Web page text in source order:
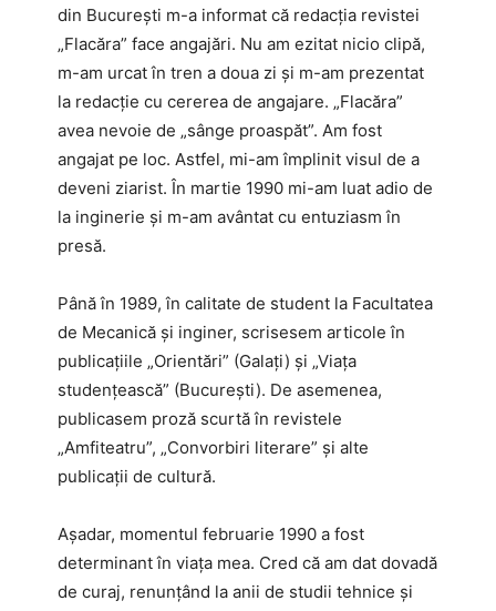
din București m-a informat că redacția revistei
„Flacăra” face angajări. Nu am ezitat nicio clipă,
m-am urcat în tren a doua zi și m-am prezentat
la redacție cu cererea de angajare. „Flacăra”
avea nevoie de „sânge proaspăt”. Am fost
angajat pe loc. Astfel, mi-am împlinit visul de a
deveni ziarist. În martie 1990 mi-am luat adio de
la inginerie și m-am avântat cu entuziasm în
presă.
Până în 1989, în calitate de student la Facultatea
de Mecanică și inginer, scrisesem articole în
publicațiile „Orientări” (Galați) și „Viața
studențească” (București). De asemenea,
publicasem proză scurtă în revistele
„Amfiteatru”, „Convorbiri literare” și alte
publicații de cultură.
Așadar, momentul februarie 1990 a fost
determinant în viața mea. Cred că am dat dovadă
de curaj, renunțând la anii de studii tehnice și